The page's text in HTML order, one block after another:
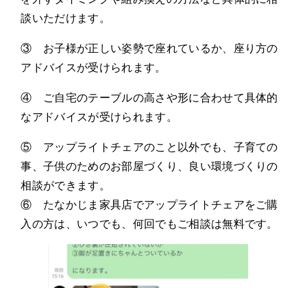
談いただけます。
③ お子様が正しい姿勢で座れているか、座り方の
アドバイスが受けられます。
④ ご自宅のテーブルの高さや形に合わせて具体的
なアドバイスが受けられます。
⑤ アップライトチェアのこと以外でも、子育ての
事、子供のためのお部屋づくり、良い環境づくりの
相談ができます。
⑥ たなかじま家具店でアップライトチェアをご購
入の方は、いつでも、何回でもご相談は無料です。